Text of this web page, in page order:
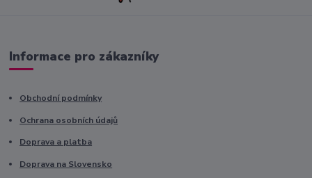
Informace pro zákazníky
Obchodní podmínky
Ochrana osobních údajů
Doprava a platba
Doprava na Slovensko